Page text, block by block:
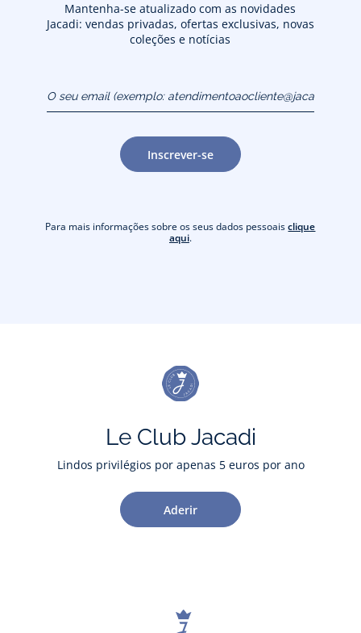
Mantenha-se atualizado com as novidades
Jacadi: vendas privadas, ofertas exclusivas, novas
coleções e notícias
atendimentoaocliente@jacadi.pt)
Inscrever-se
Para mais informações sobre os seus dados pessoaisclique
aqui.
Le Club Jacadi
Lindos privilégios por apenas 5 euros por ano
Aderir